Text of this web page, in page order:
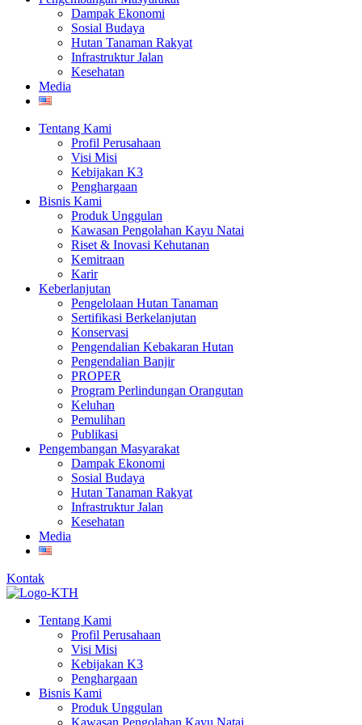
Dampak Ekonomi
Sosial Budaya
Hutan Tanaman Rakyat
Infrastruktur Jalan
Kesehatan
Media
Tentang Kami
Profil Perusahaan
Visi Misi
Kebijakan K3
Penghargaan
Bisnis Kami
Produk Unggulan
Kawasan Pengolahan Kayu Natai
Riset & Inovasi Kehutanan
Kemitraan
Karir
Keberlanjutan
Pengelolaan Hutan Tanaman
Sertifikasi Berkelanjutan
Konservasi
Pengendalian Kebakaran Hutan
Pengendalian Banjir
PROPER
Program Perlindungan Orangutan
Keluhan
Pemulihan
Publikasi
Pengembangan Masyarakat
Dampak Ekonomi
Sosial Budaya
Hutan Tanaman Rakyat
Infrastruktur Jalan
Kesehatan
Media
Kontak
Tentang Kami
Profil Perusahaan
Visi Misi
Kebijakan K3
Penghargaan
Bisnis Kami
Produk Unggulan
Kawasan Pengolahan Kayu Natai